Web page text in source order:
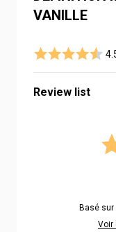
VANILLE
Review list
Basé sur
Voir